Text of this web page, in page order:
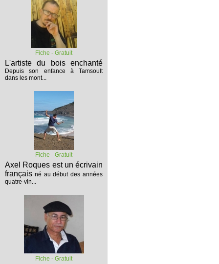
Fiche - Gratuit
L'artiste du bois enchanté
Depuis son enfance à Tamsoult
dans les mont...
Fiche - Gratuit
Axel Roques est un écrivain
français né au début des années
quatre-vin...
Fiche - Gratuit